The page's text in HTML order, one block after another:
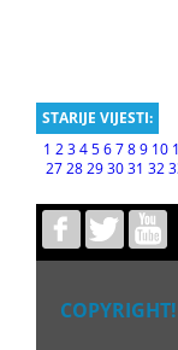
STARIJE VIJESTI:
1 23456789 10
27 28 29 30 31 32
COPYRIGHT!